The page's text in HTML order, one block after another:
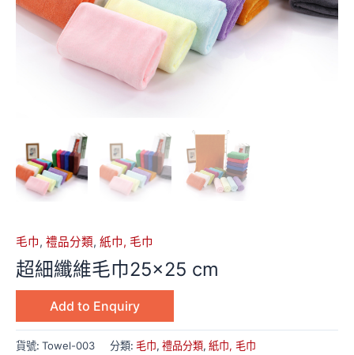
毛巾, 禮品分類, 紙巾, 毛巾
超細纖維毛巾25×25 cm
Add to Enquiry
貨號: Towel-003 分類: 毛巾, 禮品分類, 紙巾, 毛巾